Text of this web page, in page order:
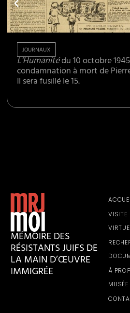
JOURNAUX
L’Humanitédu 10 octobre
condamnation à mort de
Il sera fusillé le 15.
MÉMOIRE DES
RÉSISTANTS JUIFS DE
LA MAIN D’ŒUVRE
IMMIGRÉE
VISITE
À
MUSÉE